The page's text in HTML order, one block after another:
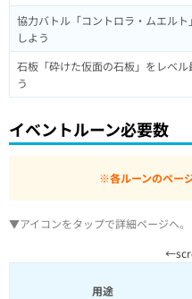
協力バトル「コントロラ・ムエル
しよう
石板「砕けた仮面の石板」をレベル
う
イベントルーン必要数
※各ルーンのペー
▼アイコンをタップで詳細ページへ。
用途